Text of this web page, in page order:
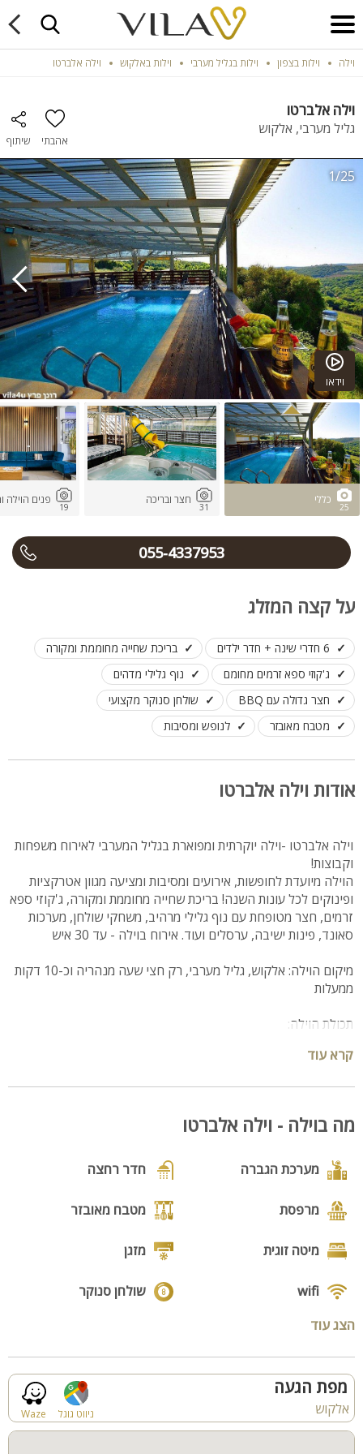
וילה וילות בצפון וילות בגליל מערבי וילות באלקוש וילה אלברטו
וילה אלברטו
גליל מערבי, אלקוש
אהבתי שיתוף
וידאו
1/25
25
כללי
31
חצר ובריכה
19
פנים הוילה
055-4337953
על קצה המזלג
6 חדרי שינה + חדר ילדים
בריכת שחייה מחוממת ומקורה
ג'קוזי ספא זרמים מחומם
נוף גלילי מדהים
חצר גדולה עם BBQ
שולחן סנוקר מקצועי
מטבח מאובזר
לנופש ומסיבות
אודות וילה אלברטו
וילה אלברטו -וילה יוקרתית ומפוארת בגליל המערבי לאירוח משפחות
וקבוצות!
הוילה מיועדת לחופשות, אירועים ומסיבות ומציעה מגוון אטרקציות
ופינוקים לכל עונות השנה! בריכת שחייה מחוממת ומקורה, ג'קוזי ספא
זרמים, חצר מטופחת עם נוף גלילי מרהיב, משחקי שולחן, מערכות
סאונד, פינות ישיבה, ערסלים ועוד. אירוח בוילה - עד 30 איש
מיקום הוילה: אלקוש, גליל מערבי, רק חצי שעה מנהריה וכ-10 דקות
ממעלות
תכולת הוילה:
מטבח הוילה מאובזר לגמרי בכל הנדרש ולצידו פינת אוכל גדולה
במיוחד. חדרי הוילה מאובזרים לגמרי ובהם : מיטה זוגית, חדר רחצה
המתחם החיצוני: חצר הוילה משקיף אל הרי הגליל ומשרה אווירה
רגועה ושלווה. המתחם החיצוני כולל: שולחנות קפה, פינות ישיבה
וערסלים, עמדת ברביקיו, בריכת שחייה גדולה מקורה ומחוממת, ג'קוזי
ספא זרמים ושולחן סנוקר מקצועי
אירועים ומסיבות רווקים/ רווקות, ימי הולדת, ערבי גיבוש וכנסים.
קרא עוד
מה בוילה - וילה אלברטו
מערכת הגברה חדר רחצה
מרפסת מטבח מאובזר
מיטה זוגית מזגן
wifi שולחן סנוקר
בריכה
גקוזי נוף
מנגל פינת מנגל
הצג עוד
Waze ניווט גוגל
מפת הגעה
אלקוש